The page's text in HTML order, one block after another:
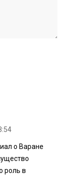
о Варане
роль в